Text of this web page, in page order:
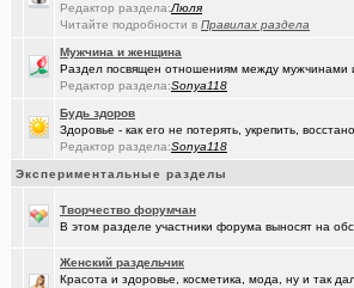
Betatransfer.net - прием платежей для HIGH RISK
Челлендж "Какой кофе ты сейчас пьёшь?"
Владимир Шандриков(Александ..)
7я.ТВ и Я.ru (Омские кабельные сети)
Ищу Маяк 205(Александ..)
Автоматизация домашнего учета ЖКХ и многое
двойное гражданство
Редактор раздела:Люля
Читайте подробности в Правилах раздела
Мужчина и женщина
Раздел посвящен отношениям между
Редактор раздела:Sonya118
Будь здоров
Здоровье - как его не потерять, укрепить,
Редактор раздела:Sonya118
Экспериментальные разделы
Творчество форумчан
В этом разделе участники форума выносят на
Женский раздельчик
Красота и здоровье, косметика, мода, ну и так